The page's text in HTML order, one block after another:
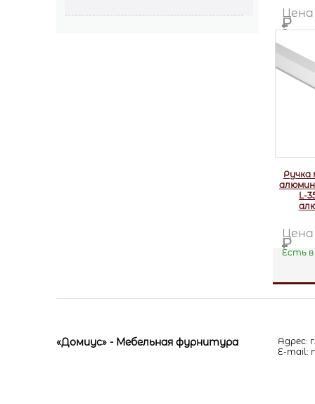
Р
Есть в
Ручка
L-
Р
Есть в
«Домиус» - Мебельная фурнитура
Адрес:
E-mail: